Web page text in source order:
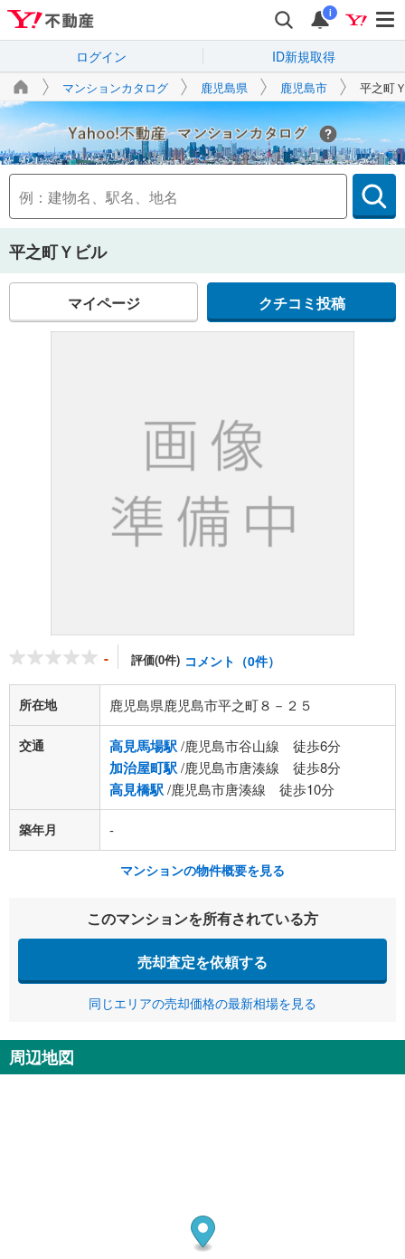
i
ログイン ID新規取得
マンションカタログ 鹿児島県 鹿児島市 平之町
Yahoo!不動産
平之町Ｙビル
マイページ クチコミ投稿
- 評価(0件) コメント（0件）
所在地 鹿児島県鹿児島市平之町８－２５
交通 高見馬場駅/鹿児島市谷山線 徒歩6分
加治屋町駅/鹿児島市唐湊線 徒歩8分
高見橋駅/鹿児島市唐湊線 徒歩10分
築年月 -
マンションの物件概要を見る
このマンションを所有されている方
売却査定を依頼する
同じエリアの売却価格の最新相場を見る
周辺地図